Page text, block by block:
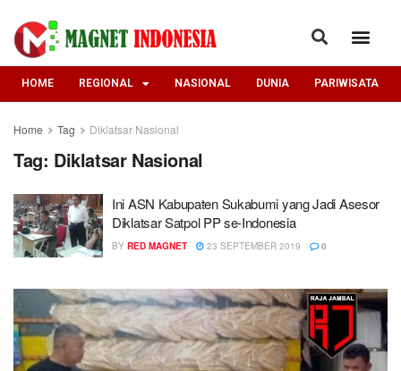
HOME REGIONAL NASIONAL DUNIA PARIWISATA
Home Tag Diklatsar Nasional
Tag: Diklatsar Nasional
Ini ASN Kabupaten Sukabumi yang Jadi Asesor
Diklatsar Satpol PP se-Indonesia
BY RED MAGNET 23 SEPTEMBER 2019 0